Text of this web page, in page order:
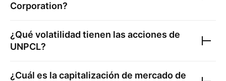
Corporation?
¿Qué volatilidad tienen las acciones de
UNPCL?
¿Cuál es la capitalización de mercado de